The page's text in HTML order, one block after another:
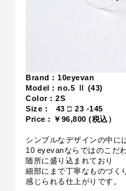
Brand : 10eyevan
Model : no.5 Ⅱ (43)
Color : 2S
Size : 43 □ 23 -145
Price : ￥96,800 (税込）
シンプルなデザインの中に
10 eyevanならではのこだ
随所に盛り込まれており
細部にまで丁寧なものづく
感じられる仕上がりです。